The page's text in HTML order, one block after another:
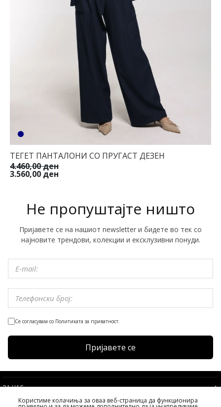
ТЕГЕТ ПАНТАЛОНИ СО ПРУГАСТ ДЕЗЕН
4.460,00 ден
3.560,00 ден
Не пропуштајте ништо
Пријавете се на нашиот newsletter и бидете во тек со
најновите трендови, колекции и ексклузивни понуди.
Се согласувам со Политиката за приватност.
Пријавете се
ЗА НАС
УСЛОВИКористиме колачиња за оваа веб-страница да функционира